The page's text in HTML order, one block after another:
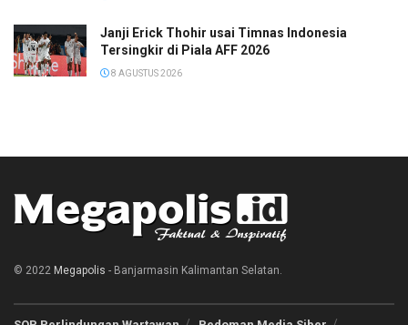
Janji Erick Thohir usai Timnas Indonesia
Tersingkir di Piala AFF 2026
8 AGUSTUS 2026
© 2022 Megapolis - Banjarmasin Kalimantan Selatan.